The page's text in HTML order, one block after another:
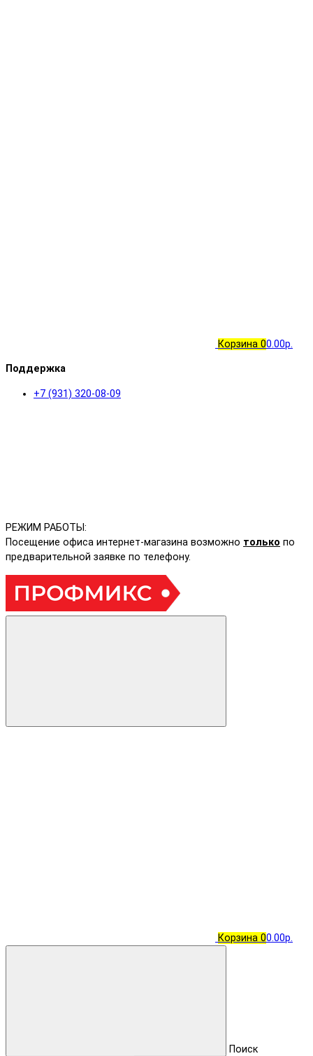
Корзина 00.00р.
Поддержка
+7 (931) 320-08-09
РЕЖИМ РАБОТЫ:
Посещение офиса интернет-магазина возможно только по
предварительной заявке по телефону.
Корзина 00.00р.
Поиск